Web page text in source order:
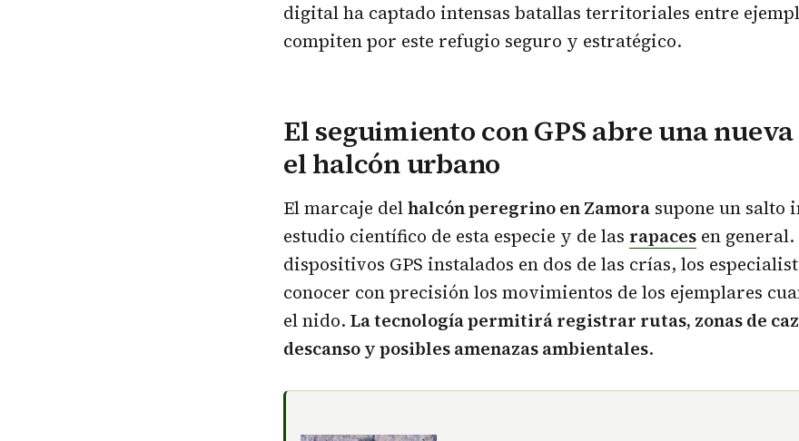
digital ha captado intensas batallas territoriales entre
compiten por este refugio seguro y estratégico.
El seguimiento con GPS abre una
el halcón urbano
El marcaje delhalcón peregrino en Zamora supone un salto
estudio científico de esta especie y de las rapaces en
dispositivos GPS instalados en dos de las crías, los
conocer con precisión los movimientos de los ejemplares
el nido. La tecnología permitirá registrar rutas, zonas de
descanso y posibles amenazas ambientales.